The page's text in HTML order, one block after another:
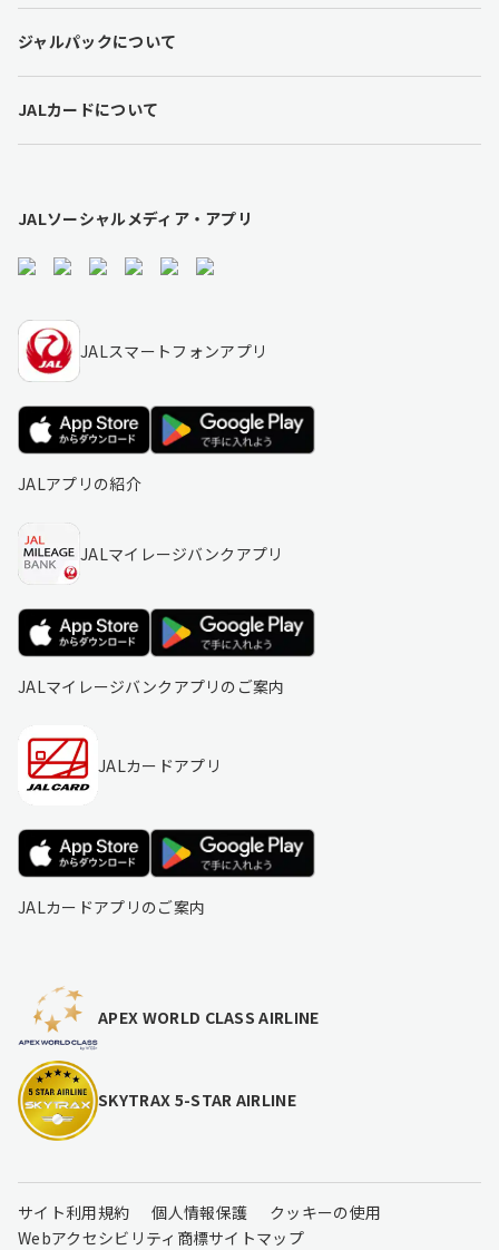
i
n
s
ジャルパックについて
JALカードについて
JALソーシャルメディア・アプリ
JALスマートフォンアプリ
JALアプリの紹介
JALマイレージバンクアプリ
JALマイレージバンクアプリのご案内
JALカードアプリ
JALカードアプリのご案内
APEX WORLD CLASS AIRLINE
SKYTRAX 5-STAR AIRLINE
サイト利用規約 個人情報保護
クッキーの使用
Webアクセシビリティ 商標サイトマップ